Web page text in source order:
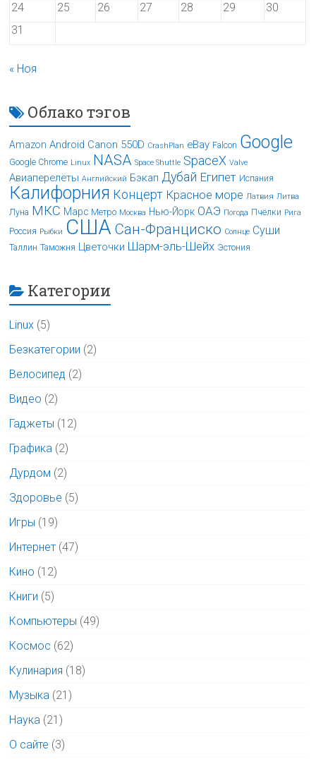
24
25 26 27 28 29
30
31
« Ноя
Облако тэгов
Amazon Android Canon 550D CrashPlan eBay Falcon Google
Google Chrome Linux NASA Space Shuttle SpaceX Valve
Авиаперелёты Английский Бэкап Дубай Египет Испания
Калифорния Концерт Красное море Латвия Литва
Луна МКС Марс Метро Москва Нью-Йорк ОАЭ Погода Пчёлки Рига
Россия Рыбки США Сан-Франциско Солнце Суши
Таллин Таможня Цветочки Шарм-эль-Шейх Эстония
Категории
Linux (5)
Безкатегории (2)
Велосипед (2)
Видео (2)
Гаджеты (12)
Графика (2)
Дурдом (2)
Здоровье (5)
Игры (19)
Интернет (47)
Кино (12)
Книги (5)
Компьютеры (49)
Космос (62)
Кулинария (18)
Музыка (21)
Наука (21)
О сайте (3)